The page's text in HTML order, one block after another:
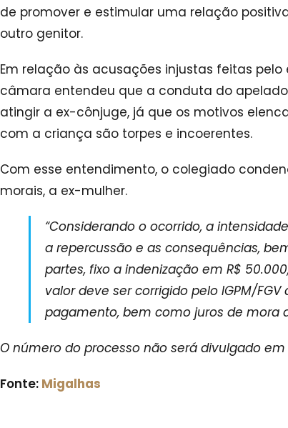
de promover e estimular uma relação
outro genitor.
Em relação às acusações injustas feitas
câmara entendeu que a conduta do
atingir a ex-cônjuge, já que os motivos
com a criança são torpes e incoerentes.
Com esse entendimento, o colegiado
morais, a ex-mulher.
“Considerando o ocorrido, a
a repercussão e as consequências,
partes, fixo a indenização em R$
valor deve ser corrigido pelo IGPM/
pagamento, bem como juros de mora
O número do processo não será divulgado
Fonte: Migalhas